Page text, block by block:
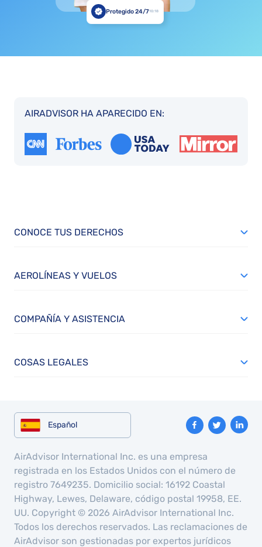
Protegido 24/710:18
AIRADVISOR HA APARECIDO EN:
CONOCE TUS DERECHOS
AEROLÍNEAS Y VUELOS
COMPAÑÍA Y ASISTENCIA
COSAS LEGALES
Español
AirAdvisor International Inc. es una empresa
registrada en los Estados Unidos con el número de
registro 7649235. Domicilio social: 16192 Coastal
Highway, Lewes, Delaware, código postal 19958, EE.
UU. Copyright © 2026 AirAdvisor International Inc.
Todos los derechos reservados. Las reclamaciones de
AirAdvisor son gestionadas por expertos jurídicos